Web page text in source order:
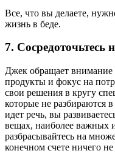
Все, что вы делаете,
жизнь в беде.
7. Сосредоточьтесь
Джек обращает внимание
продукты и фокус на
свои решения в кругу
которые не разбираются
идет речь, вы
вещах, наиболее важных
разбрасывайтесь на
конечном счете ничего